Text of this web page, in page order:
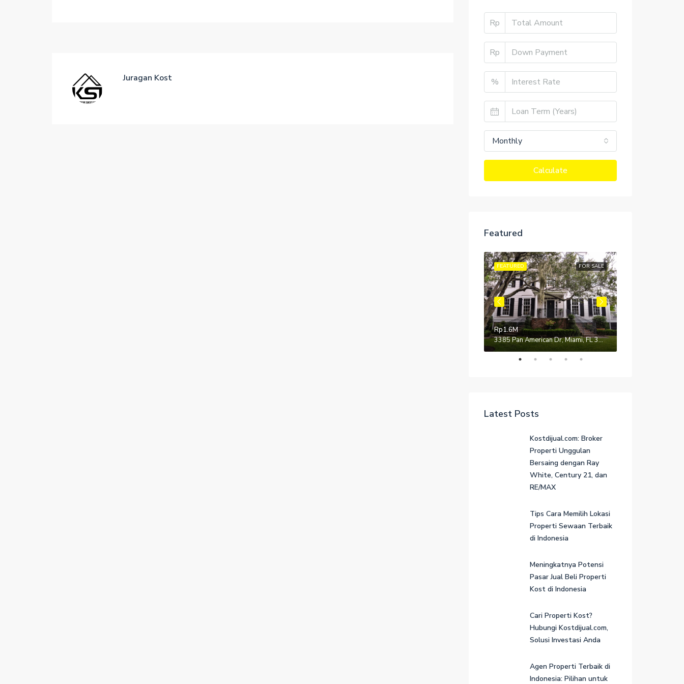
Juragan Kost
Rp
Rp
%
Monthly
Calculate
Featured
FOR SALE
FEATURED
Rp1.6M
3385 Pan American Dr, Miami, FL 33133, USA
Latest Posts
Kostdijual.com: Broker
Properti Unggulan
Bersaing dengan Ray
White, Century 21, dan
RE/MAX
Tips Cara Memilih Lokasi
Properti Sewaan Terbaik
di Indonesia
Meningkatnya Potensi
Pasar Jual Beli Properti
Kost di Indonesia
Cari Properti Kost?
Hubungi Kostdijual.com,
Solusi Investasi Anda
Agen Properti Terbaik di
Indonesia: Pilihan untuk